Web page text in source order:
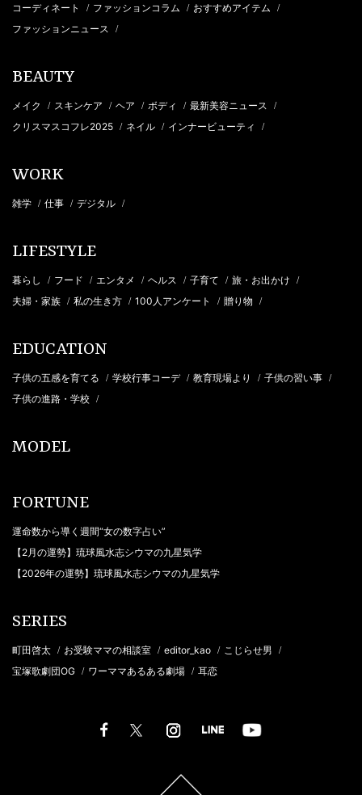
コーディネート / ファッションコラム / おすすめアイテム /
ファッションニュース /
BEAUTY
メイク / スキンケア / ヘア / ボディ / 最新美容ニュース /
クリスマスコフレ2025 / ネイル / インナービューティ /
WORK
雑学 / 仕事 / デジタル /
LIFESTYLE
暮らし / フード / エンタメ / ヘルス / 子育て / 旅・お出かけ /
夫婦・家族 / 私の生き方 / 100人アンケート / 贈り物 /
EDUCATION
子供の五感を育てる / 学校行事コーデ / 教育現場より / 子供の習い事 /
子供の進路・学校 /
MODEL
FORTUNE
運命数から導く週間“女の数字占い”
【2月の運勢】琉球風水志シウマの九星気学
【2026年の運勢】琉球風水志シウマの九星気学
SERIES
町田啓太 / お受験ママの相談室 / editor_kao / こじらせ男 /
宝塚歌劇団OG / ワーママあるある劇場 / 耳恋